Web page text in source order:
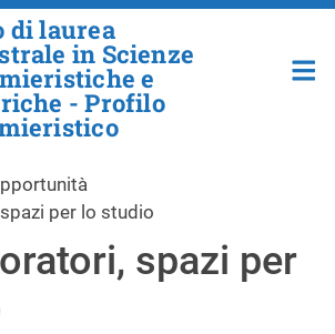
Salta al contenuto principale
di laurea
in Scienze
e
- Profilo
per lo studio
spazi per